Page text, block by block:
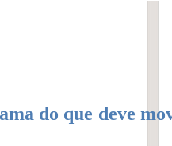
do que deve